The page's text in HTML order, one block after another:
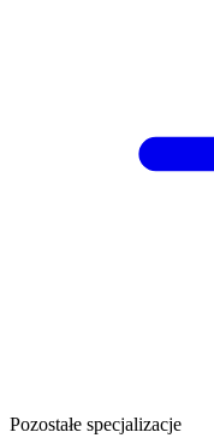
Pozostałe specjalizacje